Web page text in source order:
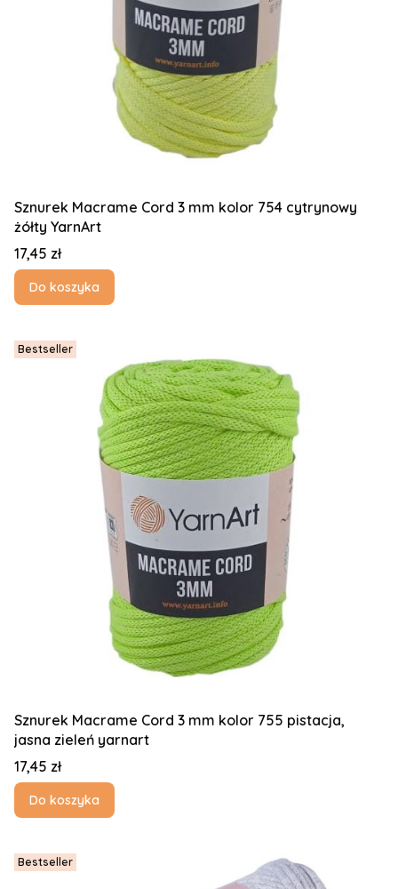
Sznurek Macrame Cord 3 mm kolor 754 cytrynowy
żółty YarnArt
Cena
17,45 zł
Do koszyka
Bestseller
Sznurek Macrame Cord 3 mm kolor 755 pistacja,
jasna zieleń yarnart
Cena
17,45 zł
Do koszyka
Bestseller